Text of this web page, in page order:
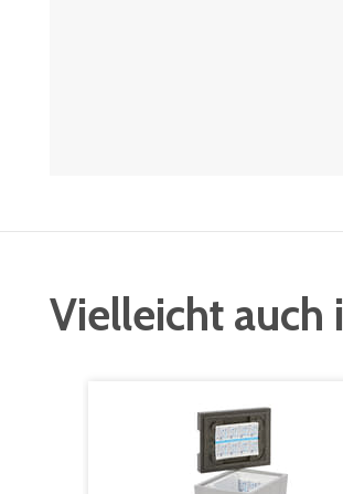
Vielleicht auch